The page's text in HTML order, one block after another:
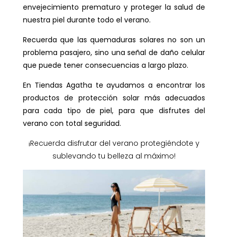
envejecimiento prematuro y proteger la salud de
nuestra piel durante todo el verano.
Recuerda que las quemaduras solares no son un
problema pasajero, sino una señal de daño celular
que puede tener consecuencias a largo plazo.
En Tiendas Agatha te ayudamos a encontrar los
productos de protección solar más adecuados
para cada tipo de piel, para que disfrutes del
verano con total seguridad.
¡Recuerda disfrutar del verano protegiéndote y
sublevando tu belleza al máximo!